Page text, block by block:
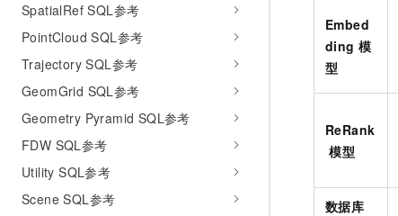
SpatialRef SQL参考
PointCloud SQL参考
Trajectory SQL参考
GeomGrid SQL参考
Geometry Pyramid SQL参考
FDW SQL参考
Utility SQL参考
Scene SQL参考
Embed
ding 模
型
ReRank
模型
数据库